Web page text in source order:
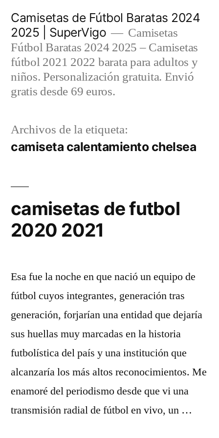
contenido
Camisetas de Fútbol Baratas 2024
2025 | SuperVigo
Camisetas
Fútbol Baratas 2024 2025 – Camisetas
fútbol 2021 2022 barata para adultos y
niños. Personalización gratuita. Envió
gratis desde 69 euros.
Archivos de la etiqueta:
camiseta calentamiento chelsea
camisetas de futbol
2020 2021
Esa fue la noche en que nació un equipo de
fútbol cuyos integrantes, generación tras
generación, forjarían una entidad que dejaría
sus huellas muy marcadas en la historia
futbolística del país y una institución que
alcanzaría los más altos reconocimientos. Me
enamoré del periodismo desde que vi una
transmisión radial de fútbol en vivo, un …